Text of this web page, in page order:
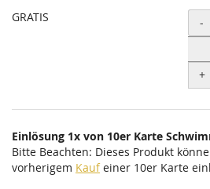
GRATIS -
+
Einlösung 1x von 10er Karte
Bitte Beachten: Dieses Produkt
vorherigem Kaufeiner 10er Karte